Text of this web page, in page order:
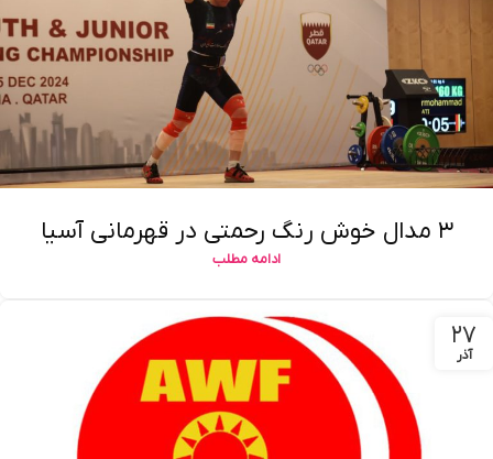
۳ مدال خوش رنگ رحمتی در قهرمانی آسیا
ادامه مطلب
۲۷
آذر